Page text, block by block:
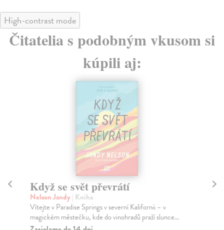
High-contrast mode
Čitatelia s podobným vkusom si
kúpili aj:
Když se svět převrátí
Nelson Jandy| Kniha
Vítejte v Paradise Springs v severní Kalifornii – v
magickém městečku, kde do vinohradů praží slunce...